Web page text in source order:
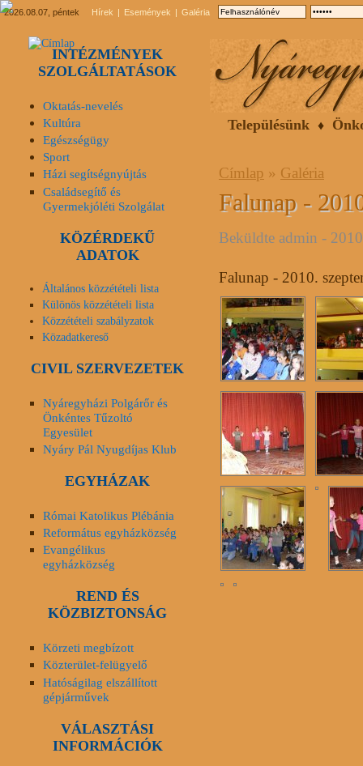
2026.08.07, péntek Hírek Események Galéria
Településünk
Címlap » Galéria
Falunap -
Beküldte admin -
Falunap - 2010.
INTÉZMÉNYEK
SZOLGÁLTATÁSOK
Oktatás-nevelés
Kultúra
Egészségügy
Sport
Házi segítségnyújtás
Családsegítő és
Gyermekjóléti Szolgálat
KÖZÉRDEKŰ
ADATOK
Általános közzétételi lista
Különös közzétételi lista
Közzétételi szabályzatok
Közadatkereső
CIVIL SZERVEZETEK
Nyáregyházi Polgárőr és
Önkéntes Tűzoltó
Egyesület
Nyáry Pál Nyugdíjas Klub
EGYHÁZAK
Római Katolikus Plébánia
Református egyházközség
Evangélikus
egyházközség
REND ÉS
KÖZBIZTONSÁG
Körzeti megbízott
Közterület-felügyelő
Hatóságilag elszállított
gépjárművek
VÁLASZTÁSI
INFORMÁCIÓK